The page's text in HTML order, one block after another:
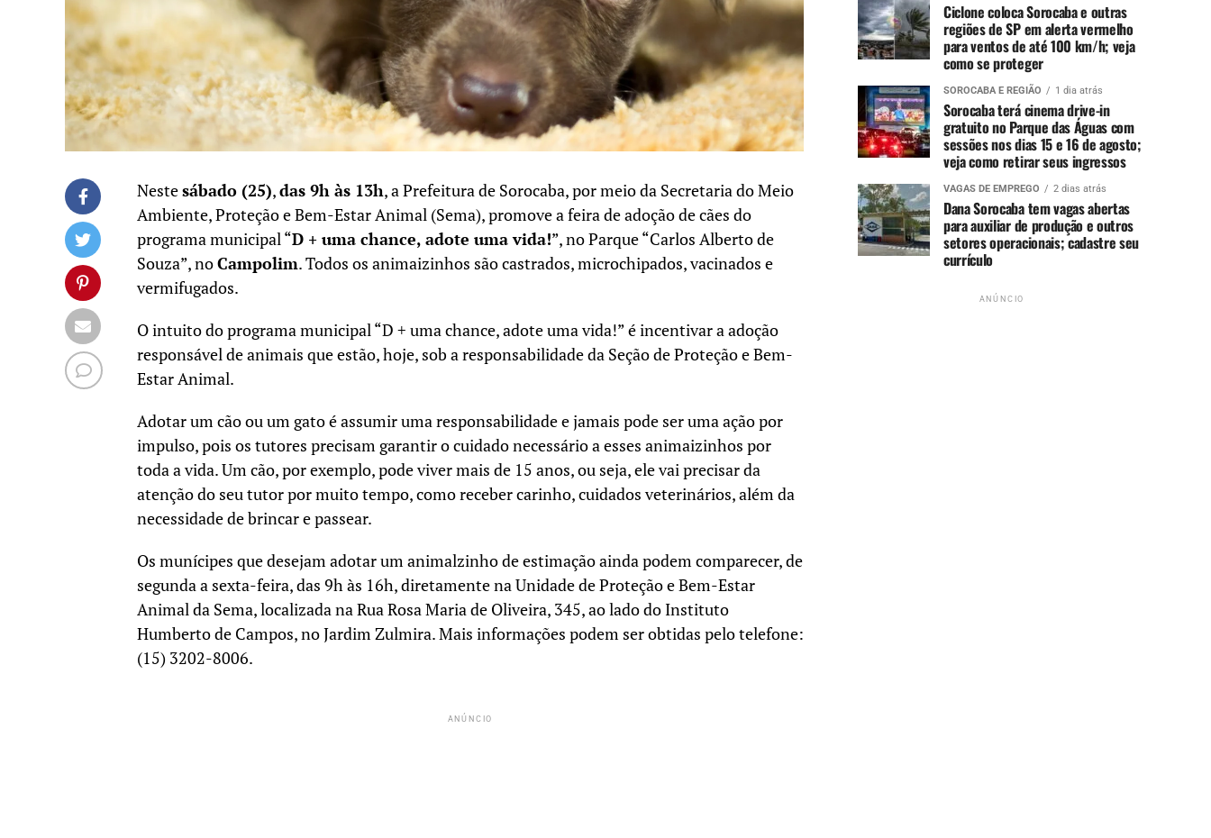
Nestesábado (25),das 9h às 13h, a Prefeitura de Sorocaba, por meio da Secretaria do Meio
Ambiente, Proteção e Bem-Estar Animal (Sema), promove a feira de adoção de cães do
programa municipal “D + uma chance, adote uma vida!”, no Parque “Carlos Alberto de
Souza”, noCampolim. Todos os animaizinhos são castrados, microchipados, vacinados e
vermifugados.
O intuito do programa municipal “D + uma chance, adote uma vida!” é incentivar a adoção
responsável de animais que estão, hoje, sob a responsabilidade da Seção de Proteção e Bem-
Estar Animal.
Adotar um cão ou um gato é assumir uma responsabilidade e jamais pode ser uma ação por
impulso, pois os tutores precisam garantir o cuidado necessário a esses animaizinhos por
toda a vida. Um cão, por exemplo, pode viver mais de 15 anos, ou seja, ele vai precisar da
atenção do seu tutor por muito tempo, como receber carinho, cuidados veterinários, além da
necessidade de brincar e passear.
Os munícipes que desejam adotar um animalzinho de estimação ainda podem comparecer, de
segunda a sexta-feira, das 9h às 16h, diretamente na Unidade de Proteção e Bem-Estar
Animal da Sema, localizada na Rua Rosa Maria de Oliveira, 345, ao lado do Instituto
Humberto de Campos, no Jardim Zulmira. Mais informações podem ser obtidas pelo telefone:
(15) 3202-8006.
ANÚNCIO
Ciclone coloca Sorocaba e outras
regiões de SP em alerta vermelho
para ventos de até 100 km/h; veja
como se proteger
SOROCABA E REGIÃO 1 dia atrás
Sorocaba terá cinema drive-in
gratuito no Parque das Águas com
sessões nos dias 15 e 16 de agosto;
veja como retirar seus ingressos
VAGAS DE EMPREGO 2 dias atrás
Dana Sorocaba tem vagas abertas
para auxiliar de produção e outros
setores operacionais; cadastre seu
currículo
ANÚNCIO